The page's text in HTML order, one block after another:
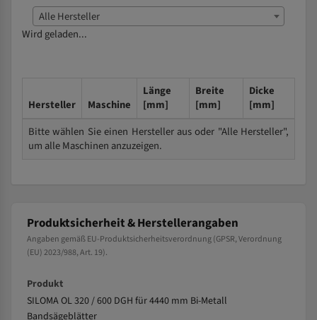
Alle Hersteller
Wird geladen...
Hersteller Maschine
Länge
[mm]
Breite
[mm]
Dicke
[mm]
Bitte wählen Sie einen Hersteller aus oder "Alle Hersteller",
um alle Maschinen anzuzeigen.
Produktsicherheit & Herstellerangaben
Angaben gemäß EU-Produktsicherheitsverordnung (GPSR, Verordnung
(EU) 2023/988, Art. 19).
Produkt
SILOMA OL 320 / 600 DGH für 4440 mm Bi-Metall
Bandsägeblätter